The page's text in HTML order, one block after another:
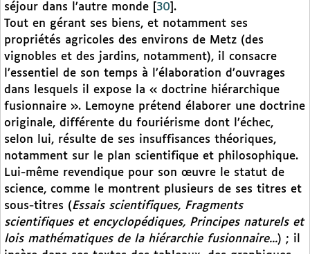
séjour dans l’autre monde
30 .
Tout en gérant ses biens, et notamment ses
propriétés agricoles des environs de Metz (des
vignobles et des jardins, notamment), il consacre
l’essentiel de son temps à l’élaboration d’ouvrages
dans lesquels il expose la « doctrine hiérarchique
fusionnaire ». Lemoyne prétend élaborer une doctrine
originale, différente du fouriérisme dont l’échec,
selon lui, résulte de ses insuffisances théoriques,
notamment sur le plan scientifique et philosophique.
Lui-même revendique pour son œuvre le statut de
science, comme le montrent plusieurs de ses titres et
sous-titres (Essais scientifiques, Fragments
scientifiques et encyclopédiques, Principes naturels et
lois mathématiques de la hiérarchie fusionnaire...) ; il